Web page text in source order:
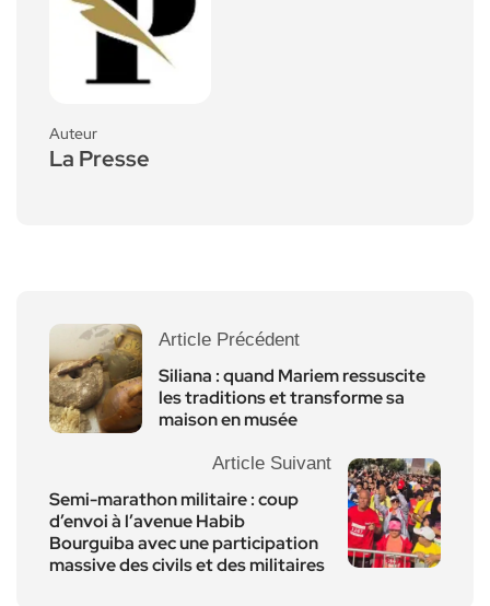
Auteur
La Presse
Article Précédent
Siliana : quand Mariem ressuscite
les traditions et transforme sa
maison en musée
Article Suivant
Semi-marathon militaire : coup
d’envoi à l’avenue Habib
Bourguiba avec une participation
massive des civils et des militaires